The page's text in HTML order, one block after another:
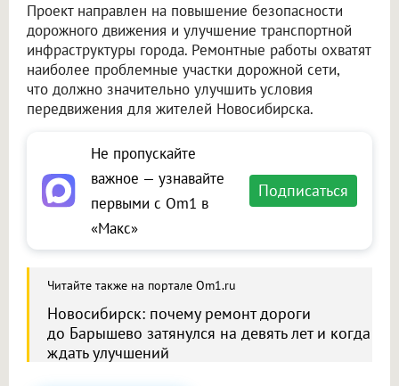
Проект направлен на повышение безопасности
дорожного движения и улучшение транспортной
инфраструктуры города. Ремонтные работы охватят
наиболее проблемные участки дорожной сети,
что должно значительно улучшить условия
передвижения для жителей Новосибирска.
Не пропускайте
важное — узнавайте
первыми с Om1 в
«Макс»
Подписаться
Читайте также на портале Om1.ru
Новосибирск: почему ремонт дороги
до Барышево затянулся на девять лет и когда
ждать улучшений